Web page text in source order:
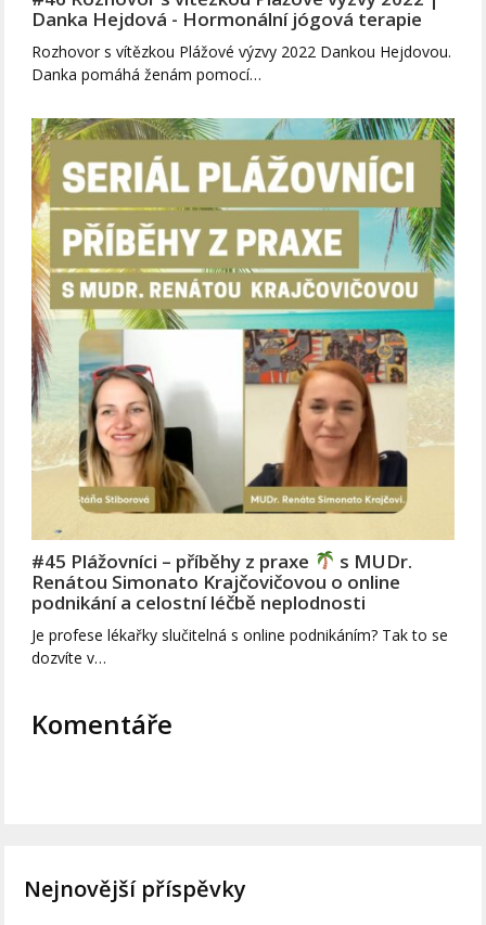
Danka Hejdová - Hormonální jógová terapie
Rozhovor s vítězkou Plážové výzvy 2022 Dankou Hejdovou.
Danka pomáhá ženám pomocí…
#45 Plážovníci – příběhy z praxe
s MUDr.
Renátou Simonato Krajčovičovou o online
podnikání a celostní léčbě neplodnosti
Je profese lékařky slučitelná s online podnikáním? Tak to se
dozvíte v…
Komentáře
Nejnovější příspěvky